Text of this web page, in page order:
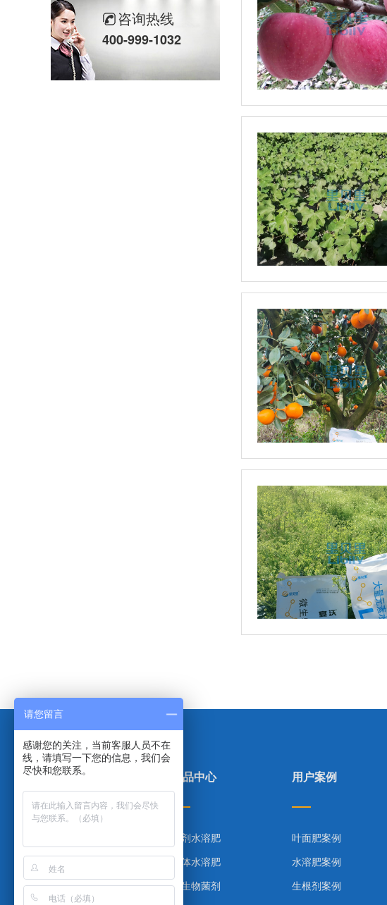
咨询热线
400-999-1032
里贝里首页
合作案例
技术指导
产品中心
粉剂水溶肥
液体水溶肥
微生物菌剂
用户案例
叶面肥案例
水溶肥案例
生根剂案例
请您留言
感谢您的关注，当前客服人员不在
线，请填写一下您的信息，我们会
尽快和您联系。